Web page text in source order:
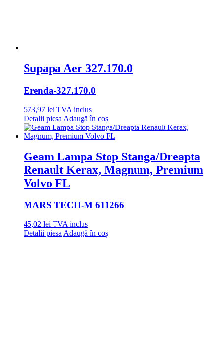
Supapa Aer 327.170.0
Erenda-327.170.0
573,97 lei TVA inclus
Detalii piesa Adaugă în coș
Geam Lampa Stop Stanga/Dreapta
Renault Kerax, Magnum, Premium
Volvo FL
MARS TECH-M 611266
45,02 lei TVA inclus
Detalii piesa Adaugă în coș